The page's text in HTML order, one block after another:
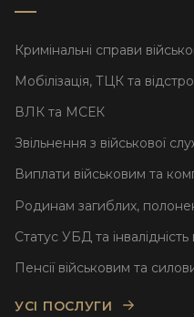
Кримінальні справи
Мобілізація, ТЦК та
ВЛК та МСЕК
Звільнення з військової
Виплати військовим та
Родинам загиблих,
Статус УБД та інвалідність
Пенсії військовим та
УСІ ПОСЛУГИ